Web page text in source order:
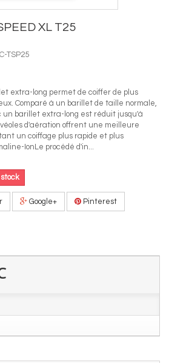
XL T25
TSP25
extra-long permet de coiffer de plus
Comparé à un barillet de taille normale,
un barillet extra-long est réduit jusqu'à
d'aération offrent une meilleure
un coiffage plus rapide et plus
IonLe procédé d'in...
Google+ Pinterest